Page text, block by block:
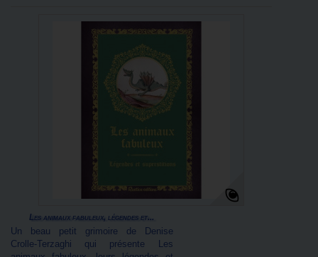
Les animaux fabuleux, légendes et...
Un beau petit grimoire de Denise
Crolle-Terzaghi qui présente Les